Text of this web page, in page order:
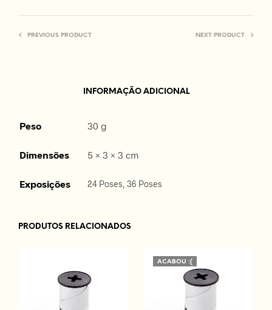
PREVIOUS PRODUCT NEXT PRODUCT
INFORMAÇÃO ADICIONAL
Peso 30 g
Dimensões 5 × 3 × 3 cm
Exposições 24 Poses, 36 Poses
PRODUTOS RELACIONADOS
ACABOU :(